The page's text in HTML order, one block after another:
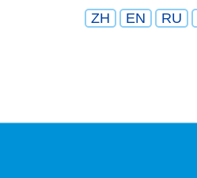
ZH EN RU